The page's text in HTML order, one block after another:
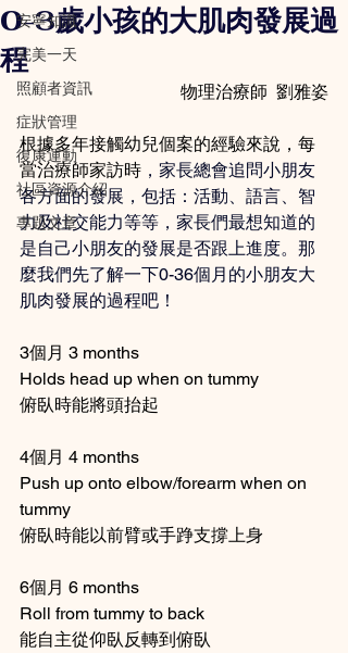
安寧知識
完美一天
照顧者資訊
症狀管理
復康運動
社區資源介紹
專題文章
0-3歲小孩的大肌肉發展過
程
物理治療師  劉雅姿
根據多年接觸幼兒個案的經驗來說，每
當治療師家訪時 ，家長總會追問小朋友
各方面的發展，包括：活動、語言、智
力及社交能力等等，家長們最想知道的
是自己小朋友的發展是否跟上進度。那
麼我們先了解一下0-36個月的小朋友大
肌肉發展的過程吧！
3個月 3 months
Holds head up when on tummy
俯臥時能將頭抬起
4個月 4 months
Push up onto elbow/forearm when on
tummy
俯臥時能以前臂或手踭支撐上身
6個月 6 months
Roll from tummy to back
能自主從仰臥反轉到俯臥